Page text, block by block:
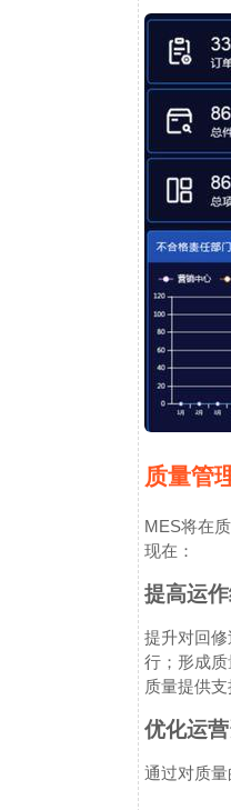
质量管
MES将在
现在：
提高运
提升对回
行；形成
质量提供
优化运
通过对质